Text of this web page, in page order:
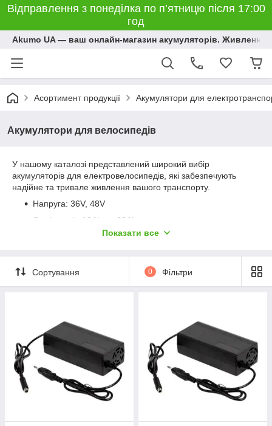
Відправлення з понеділка по п’ятницю після 17:00
год
Akumo UA — ваш онлайн-магазин акумуляторів. Живлення,
Асортимент продукції Акумулятори для
Акумулятори для велосипедів
У нашому каталозі представлений широкий вибір
акумуляторів для електровелосипедів, які забезпечують
надійне та тривале живлення вашого транспорту.
Напруга: 36V, 48V
Ємність: від 10Ah до 60Ah
Типи акумуляторів: Li-Ion
заряду, захист від короткого замикання
Показати все
Сортування 0 Фільтри